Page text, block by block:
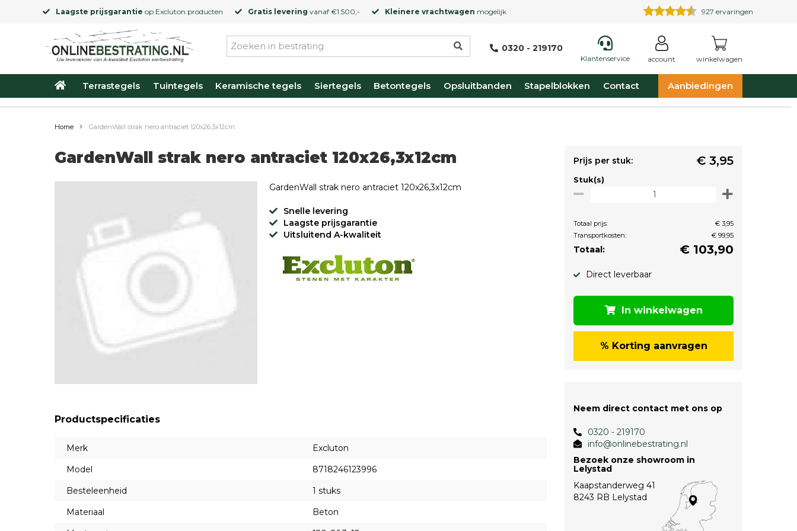
Laagste prijsgarantie op Excluton producten Gratis levering vanaf €1.500,- Kleinere vrachtwagen mogelijk 927 ervaringen
0320 - 219170
Klantenservice account winkelwagen
Terrastegels Tuintegels Keramische tegels Siertegels Betontegels Opsluitbanden Stapelblokken Contact Aanbiedingen
Home GardenWall strak nero antraciet 120x26,3x12cm
GardenWall strak nero antraciet 120x26,3x12cm
GardenWall strak nero antraciet 120x26,3x12cm
Snelle levering
Laagste prijsgarantie
Uitsluitend A-kwaliteit
Productspecificaties
Merk
Excluton
Model
8718246123996
Besteleenheid
1 stuks
Materiaal
Beton
Prijs per stuk: € 3,95
Stuk(s)
Totaal prijs:
€ 3,95
Transportkosten:
€ 99,95
Totaal: € 103,90
Direct leverbaar
In winkelwagen
% Korting aanvragen
Neem direct contact met ons op
0320 - 219170
info@onlinebestrating.nl
Bezoek onze showroom in
Lelystad
Kaapstanderweg 41
8243 RB Lelystad